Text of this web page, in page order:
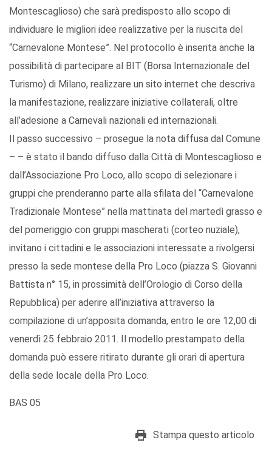
Montescaglioso) che sarà predisposto allo scopo di
individuare le migliori idee realizzative per la riuscita del
“Carnevalone Montese”. Nel protocollo è inserita anche la
possibilità di partecipare al BIT (Borsa Internazionale del
Turismo) di Milano, realizzare un sito internet che descriva
la manifestazione, realizzare iniziative collaterali, oltre
all’adesione a Carnevali nazionali ed internazionali.
Il passo successivo – prosegue la nota diffusa dal Comune
– – è stato il bando diffuso dalla Città di Montescaglioso e
dall’Associazione Pro Loco, allo scopo di selezionare i
gruppi che prenderanno parte alla sfilata del “Carnevalone
Tradizionale Montese” nella mattinata del martedì grasso e
del pomeriggio con gruppi mascherati (corteo nuziale),
invitano i cittadini e le associazioni interessate a rivolgersi
presso la sede montese della Pro Loco (piazza S. Giovanni
Battista n° 15, in prossimità dell’Orologio di Corso della
Repubblica) per aderire all’iniziativa attraverso la
compilazione di un’apposita domanda, entro le ore 12,00 di
venerdì 25 febbraio 2011. Il modello prestampato della
domanda può essere ritirato durante gli orari di apertura
della sede locale della Pro Loco.
BAS 05
Stampa questo articolo